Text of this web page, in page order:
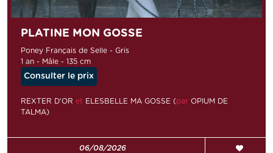
PLATINE MON GOSSE
Poney Français de Selle - Gris
1 an - Mâle - 135 cm
Consulter le prix
REXTER D'OR et ELESBELLE MA GOSSE (par OPIUM DE
TALMA)
06/08/2026